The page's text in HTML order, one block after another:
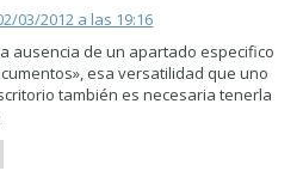
03/2012 a las 19:16
ausencia de un apartado especifico
esa versatilidad que uno
también es necesaria tenerla